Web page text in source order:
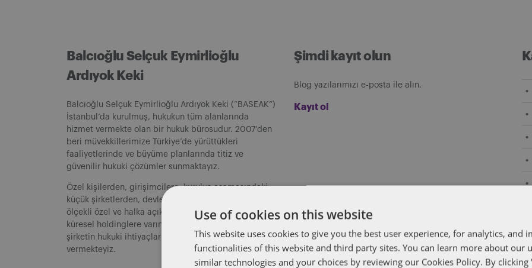
Balcıoğlu Selçuk Eymirlioğlu
Ardıyok Keki
Balcıoğlu Selçuk Eymirlioğlu Ardıyok Keki (“BASEAK”)
İstanbul’da kurulmuş, hukukun tüm alanlarında
hizmet vermekte olan bir hukuk bürosudur. 2007’den
beri müvekkillerimize Türkiye’de yürüttükleri
faaliyetlerinde ve büyüme planlarında titiz ve
güvenilir hukuki çözümler sunmaktayız.
Özel kişilerden, girişimcilere, kuruluş aşamasındaki
küçük şirketlerden, devlet kuruluşlarına, orta ve büyük
ölçekli özel ve halka açık şirketlerden uluslararası ve
küresel holdinglere varıncaya kadar her ölçekten
şirketin hukuki ihtiyaçlarına yönelik hizmet
vermekteyiz.
Şimdi kayıt olun
Blog yazılarımızı e-posta ile alın.
Kayıt ol
Use of cookies on this website
This website uses cookies to give you the best user experience, for analytics, and
functionalities of this website and third party sites. You can learn more about our
similar technologies and your choices by reviewing our Cookies Policy. By clicking